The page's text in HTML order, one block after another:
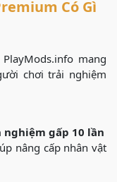
Có Gì
mang
chơi trải nghiệm
gấp 10 lần
nâng cấp nhân vật